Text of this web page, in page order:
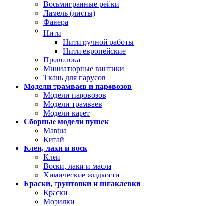
Восьмигранные рейки
Ламель (листы)
Фанера
Нити
Нити ручной работы
Нити европейские
Проволока
Миниатюрные винтики
Ткань для парусов
Модели трамваев и паровозов
Модели паровозов
Модели трамваев
Модели карет
Сборные модели пушек
Mantua
Китай
Клеи, лаки и воск
Клеи
Воски, лаки и масла
Химические жидкости
Краски, грунтовки и шпаклевки
Краски
Морилки